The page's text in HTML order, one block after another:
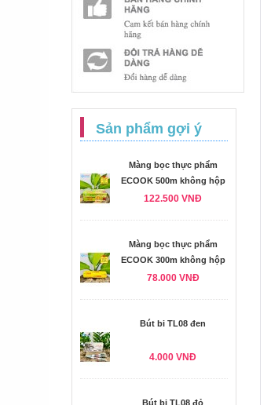
Sản phẩm gợi ý
Màng bọc thực phẩm
ECOOK 500m không hộp
122.500 VNĐ
Màng bọc thực phẩm
ECOOK 300m không hộp
78.000 VNĐ
Bút bi TL08 đen
4.000 VNĐ
Bút bi TL08 đỏ